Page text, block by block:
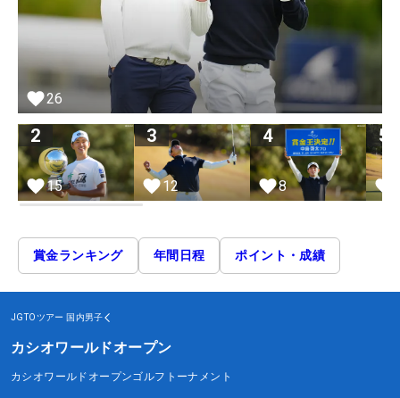
26
2
15
3
12
4
8
5
賞金ランキング 年間日程 ポイント・成績
JGTOツアー 国内男子
カシオワールドオープン
カシオワールドオープンゴルフトーナメント